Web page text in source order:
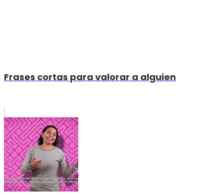
Frases cortas para valorar a alguien